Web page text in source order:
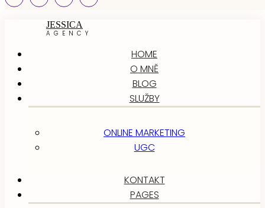
JESSICA
AGENCY
HOME
O MNĚ
BLOG
SLUŽBY
ONLINE MARKETING
UGC
KONTAKT
PAGES